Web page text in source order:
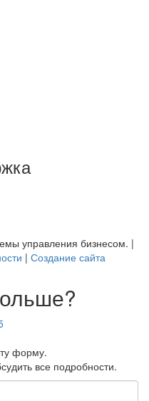
управ­ле­ния биз­не­сом. |
| Со­зда­ние сайта
форму.
все подробности.